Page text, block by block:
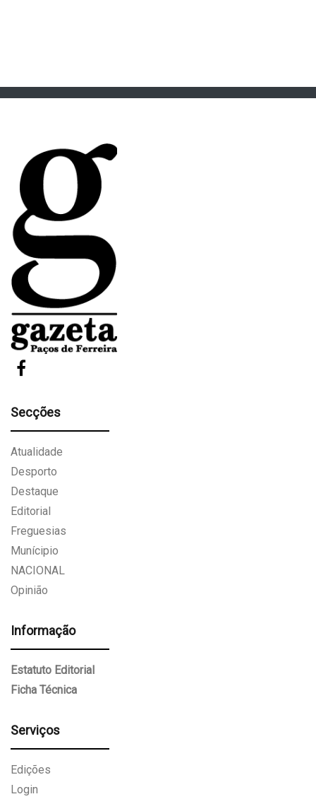
Secções
Atualidade
Desporto
Destaque
Editorial
Freguesias
Munícipio
NACIONAL
Opinião
Informação
Estatuto Editorial
Ficha Técnica
Serviços
Edições
Login